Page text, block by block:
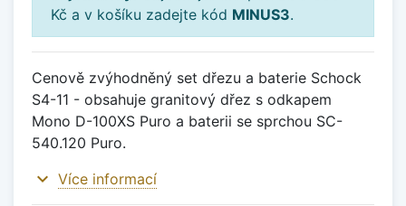
Kč a v košíku zadejte kód MINUS3.
Cenově zvýhodněný set dřezu a baterie Schock
S4-11 - obsahuje granitový dřez s odkapem
Mono D-100XS Puro a baterii se sprchou SC-
540.120 Puro.
expand_more Více informací